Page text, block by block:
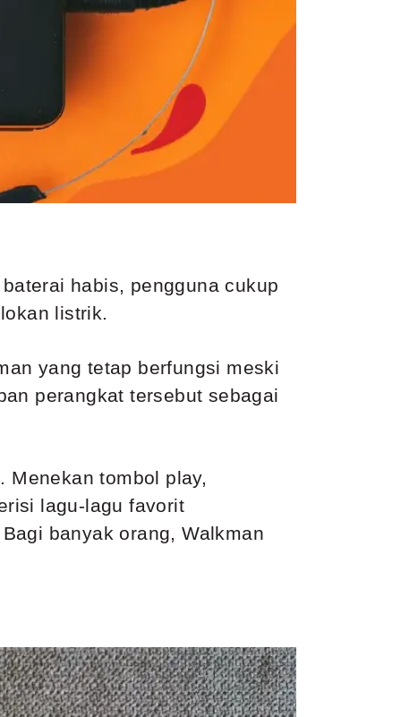
habis, pengguna cukup
listrik.
yang tetap berfungsi meski
perangkat tersebut sebagai
Menekan tombol play,
lagu-lagu favorit
banyak orang, Walkman